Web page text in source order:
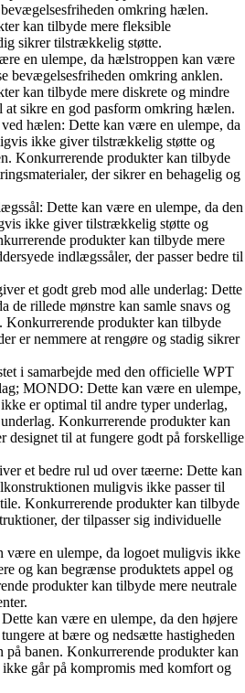
omkring hælen.
kan tilbyde mere fleksible
sikrer tilstrækkelig støtte.
en ulempe, da hælstroppen kan være
bevægelsesfriheden omkring anklen.
kan tilbyde mere diskrete og mindre
at sikre en god pasform omkring hælen.
hælen: Dette kan være en ulempe, da
ikke giver tilstrækkelig støtte og
Konkurrerende produkter kan tilbyde
der sikrer en behagelig og
Dette kan være en ulempe, da den
ikke giver tilstrækkelig støtte og
produkter kan tilbyde mere
indlægssåler, der passer bedre til
et godt greb mod alle underlag: Dette
de rillede mønstre kan samle snavs og
Konkurrerende produkter kan tilbyde
er nemmere at rengøre og stadig sikrer
i samarbejde med den officielle WPT
MONDO: Dette kan være en ulempe,
er optimal til andre typer underlag,
Konkurrerende produkter kan
designet til at fungere godt på forskellige
et bedre rul ud over tæerne: Dette kan
muligvis ikke passer til
Konkurrerende produkter kan tilbyde
der tilpasser sig individuelle
være en ulempe, da logoet muligvis ikke
og kan begrænse produktets appel og
produkter kan tilbyde mere neutrale
kan være en ulempe, da den højere
at bære og nedsætte hastigheden
på banen. Konkurrerende produkter kan
går på kompromis med komfort og